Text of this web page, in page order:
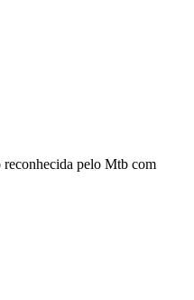
reconhecida pelo Mtb com